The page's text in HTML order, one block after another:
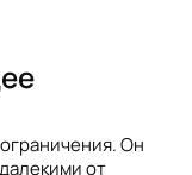
Он
от